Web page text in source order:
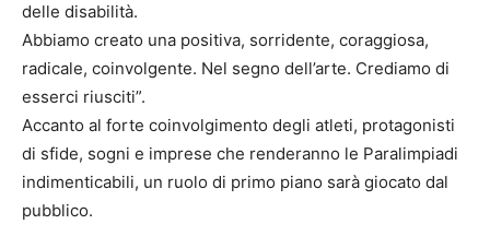
delle disabilità.
Abbiamo creato una positiva, sorridente, coraggiosa,
radicale, coinvolgente. Nel segno dell’arte. Crediamo di
esserci riusciti”.
Accanto al forte coinvolgimento degli atleti, protagonisti
di sfide, sogni e imprese che renderanno le Paralimpiadi
indimenticabili, un ruolo di primo piano sarà giocato dal
pubblico.